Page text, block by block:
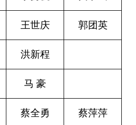
王世庆 郭团英
洪新程
马 豪
蔡全勇 蔡萍萍